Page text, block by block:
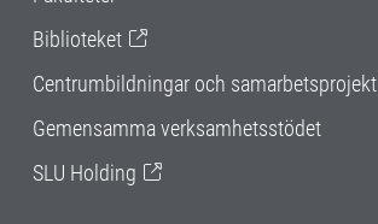
Biblioteket
Centrumbildningar och samarbetsprojekt
Gemensamma verksamhetsstödet
SLU Holding